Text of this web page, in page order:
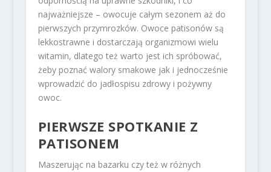
najważniejsze – owocuje całym sezonem aż do
pierwszych przymrozków. Owoce patisonów są
lekkostrawne i dostarczają organizmowi wielu
witamin, dlatego też warto jest ich spróbować,
żeby poznać walory smakowe jak i jednocześnie
wprowadzić do jadłospisu zdrowy i pożywny
owoc.
PIERWSZE SPOTKANIE Z
PATISONEM
Maszerując na bazarku czy też w różnych